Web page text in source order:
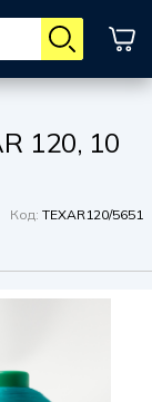
120, 10
Код: TEXAR120/5651